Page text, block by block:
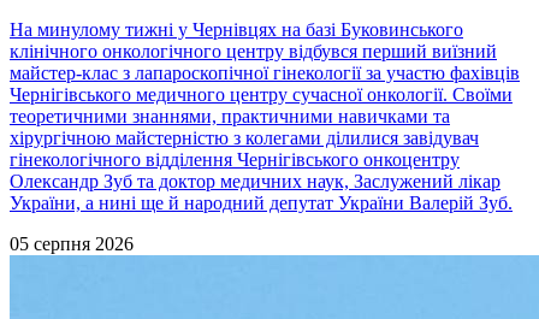
На минулому тижні у Чернівцях на базі Буковинського
клінічного онкологічного центру відбувся перший виїзний
майстер-клас з лапароскопічної гінекології за участю фахівців
Чернігівського медичного центру сучасної онкології. Своїми
теоретичними знаннями, практичними навичками та
хірургічною майстерністю з колегами ділилися завідувач
гінекологічного відділення Чернігівського онкоцентру
Олександр Зуб та доктор медичних наук, Заслужений лікар
України, а нині ще й народний депутат України Валерій Зуб.
05 серпня 2026